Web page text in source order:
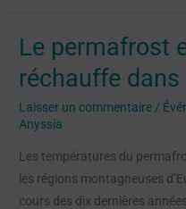
Le permafrost
réchauffe dans
Laisser un commentaire /
Anyssia
Les températures du
les régions montagneuses
cours des dix dernières
Le
permafrost
en
montagne
se
réchauffe
dans
toute